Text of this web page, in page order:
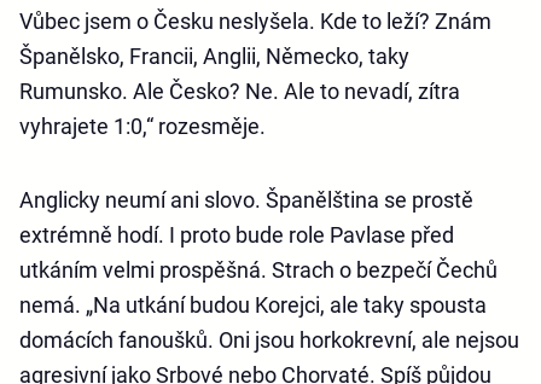
Vůbec jsem o Česku neslyšela. Kde to leží? Znám
Španělsko, Francii, Anglii, Německo, taky
Rumunsko. Ale Česko? Ne. Ale to nevadí, zítra
vyhrajete 1:0,“ rozesměje.
Anglicky neumí ani slovo. Španělština se prostě
extrémně hodí. I proto bude role Pavlase před
utkáním velmi prospěšná. Strach o bezpečí Čechů
nemá. „Na utkání budou Korejci, ale taky spousta
domácích fanoušků. Oni jsou horkokrevní, ale nejsou
agresivní jako Srbové nebo Chorvaté. Spíš půjdou